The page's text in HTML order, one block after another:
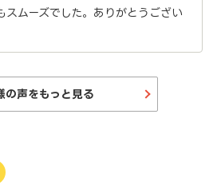
スムーズでした。ありがとうござい
の声をもっと見る